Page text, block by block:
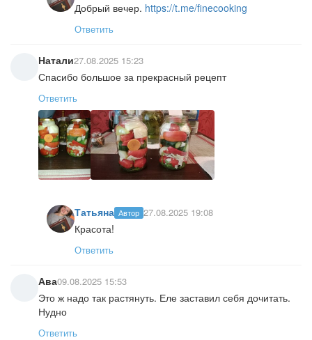
Добрый вечер. https://t.me/finecooking
Ответить
Натали27.08.2025 15:23
Спасибо большое за прекрасный рецепт
Ответить
Татьяна Автор 27.08.2025 19:08
Красота!
Ответить
Ава09.08.2025 15:53
Это ж надо так растянуть. Еле заставил себя дочитать.
Нудно
Ответить